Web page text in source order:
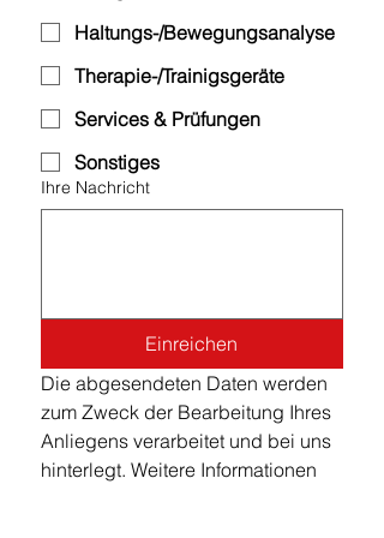
Haltungs-/Bewegungsanalyse
Therapie-/Trainigsgeräte
Services & Prüfungen
Sonstiges
Ihre Nachricht
Einreichen
Die abgesendeten Daten werden
zum Zweck der Bearbeitung Ihres
Anliegens verarbeitet und bei uns
hinterlegt. Weitere Informationen